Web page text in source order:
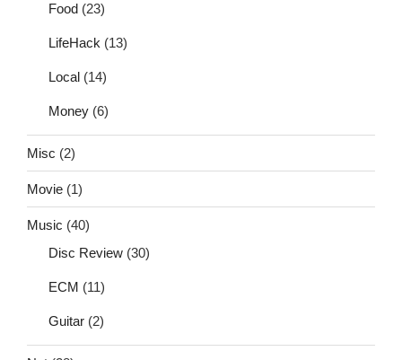
Food (23)
LifeHack (13)
Local (14)
Money (6)
Misc (2)
Movie (1)
Music (40)
Disc Review (30)
ECM (11)
Guitar (2)